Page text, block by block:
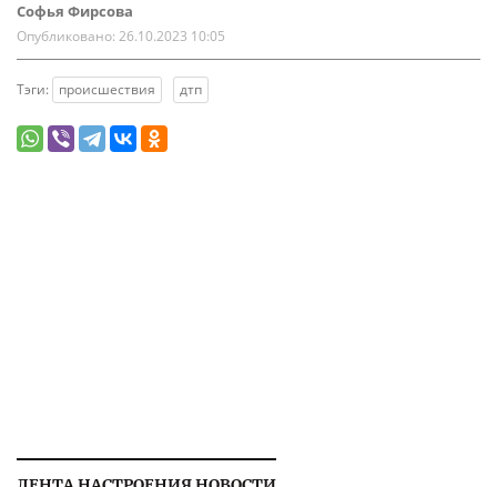
Софья Фирсова
Опубликовано: 26.10.2023 10:05
Тэги: происшествия дтп